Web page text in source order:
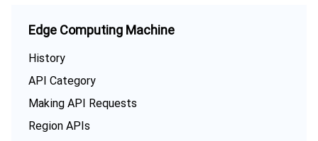
Edge Computing Machine
History
API Category
Making API Requests
Region APIs